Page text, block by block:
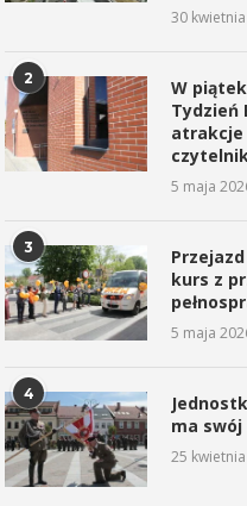
Energylandia Rally Team
najlepszym zespołem
prywatnym Rajdu Dakar...
30
2
W
Tydzień
atrakcje
5 maja
3
kurs z
5 maja
4
ma
25